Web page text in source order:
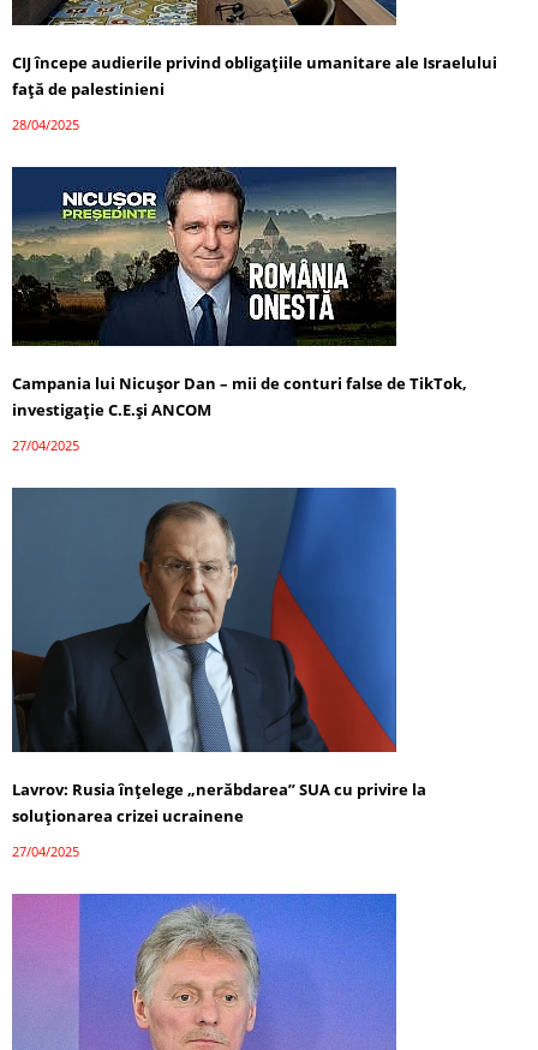
CIJ începe audierile privind obligațiile umanitare ale Israelului
față de palestinieni
28/04/2025
Campania lui Nicușor Dan – mii de conturi false de TikTok,
investigație C.E.și ANCOM
27/04/2025
Lavrov: Rusia înțelege „nerăbdarea” SUA cu privire la
soluționarea crizei ucrainene
27/04/2025